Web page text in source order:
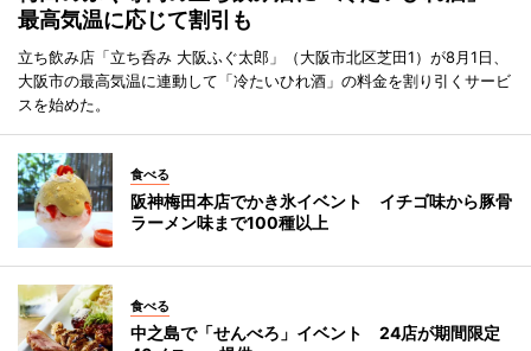
最高気温に応じて割引も
立ち飲み店「立ち呑み 大阪ふぐ太郎」（大阪市北区芝田1）が8月1日、
大阪市の最高気温に連動して「冷たいひれ酒」の料金を割り引くサービ
スを始めた。
食べる
阪神梅田本店でかき氷イベント イチゴ味から豚骨
ラーメン味まで100種以上
食べる
中之島で「せんべろ」イベント 24店が期間限定